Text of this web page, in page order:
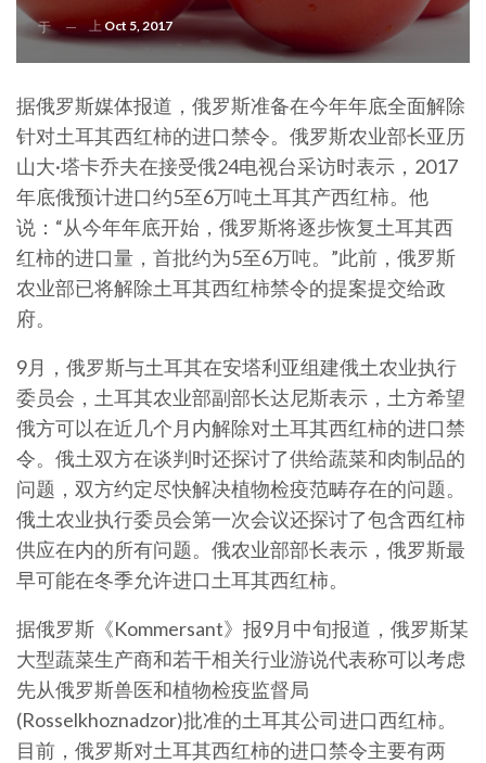
于 上 Oct 5, 2017
据俄罗斯媒体报道，俄罗斯准备在今年年底全面解除
针对土耳其西红柿的进口禁令。俄罗斯农业部长亚历
山大·塔卡乔夫在接受俄24电视台采访时表示，2017
年底俄预计进口约5至6万吨土耳其产西红柿。他
说：“从今年年底开始，俄罗斯将逐步恢复土耳其西
红柿的进口量，首批约为5至6万吨。”此前，俄罗斯
农业部已将解除土耳其西红柿禁令的提案提交给政
府。
9月，俄罗斯与土耳其在安塔利亚组建俄土农业执行
委员会，土耳其农业部副部长达尼斯表示，土方希望
俄方可以在近几个月内解除对土耳其西红柿的进口禁
令。俄土双方在谈判时还探讨了供给蔬菜和肉制品的
问题，双方约定尽快解决植物检疫范畴存在的问题。
俄土农业执行委员会第一次会议还探讨了包含西红柿
供应在内的所有问题。俄农业部部长表示，俄罗斯最
早可能在冬季允许进口土耳其西红柿。
据俄罗斯《Kommersant》报9月中旬报道，俄罗斯某
大型蔬菜生产商和若干相关行业游说代表称可以考虑
先从俄罗斯兽医和植物检疫监督局
(Rosselkhoznadzor)批准的土耳其公司进口西红柿。
目前，俄罗斯对土耳其西红柿的进口禁令主要有两